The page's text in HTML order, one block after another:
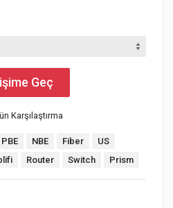
Geç
Karşılaştırma
PBE NBE Fiber
US
Router Switch Prism